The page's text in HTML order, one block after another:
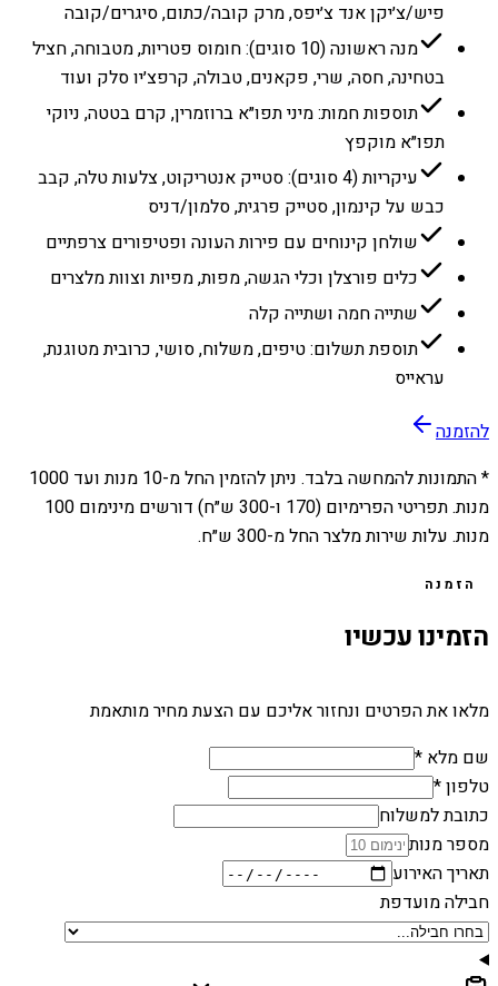
פיש/צ׳יקן אנד צ׳יפס, מרק קובה/כתום, סיגרים/קובה
מנה ראשונה (10 סוגים): חומוס פטריות, מטבוחה, חציל
בטחינה, חסה, שרי, פקאנים, טבולה, קרפצ׳יו סלק ועוד
תוספות חמות: מיני תפו״א ברוזמרין, קרם בטטה, ניוקי
תפו״א מוקפץ
עיקריות (4 סוגים): סטייק אנטריקוט, צלעות טלה, קבב
כבש על קינמון, סטייק פרגית, סלמון/דניס
שולחן קינוחים עם פירות העונה ופטיפורים צרפתיים
כלים פורצלן וכלי הגשה, מפות, מפיות וצוות מלצרים
שתייה חמה ושתייה קלה
תוספת תשלום: טיפים, משלוח, סושי, כרובית מטוגנת,
עראייס
להזמנה
* התמונות להמחשה בלבד. ניתן להזמין החל מ-10 מנות ועד 1000
מנות. תפריטי הפרימיום (170 ו-300 ש״ח) דורשים מינימום 100
מנות. עלות שירות מלצר החל מ-300 ש״ח.
הזמנה
הזמינו עכשיו
מלאו את הפרטים ונחזור אליכם עם הצעת מחיר מותאמת
שם מלא *
טלפון *
כתובת למשלוח
מספר מנות
תאריך האירוע
חבילה מועדפת